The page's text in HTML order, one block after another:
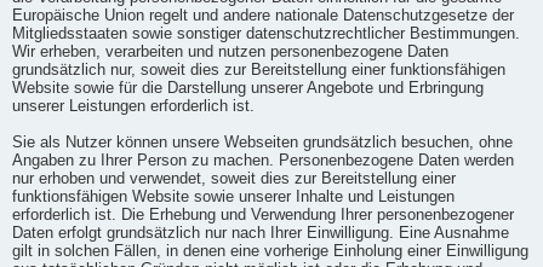
Europäische Union regelt und andere nationale Datenschutzgesetze der
Mitgliedsstaaten sowie sonstiger datenschutzrechtlicher Bestimmungen.
Wir erheben, verarbeiten und nutzen personenbezogene Daten
grundsätzlich nur, soweit dies zur Bereitstellung einer funktionsfähigen
Website sowie für die Darstellung unserer Angebote und Erbringung
unserer Leistungen erforderlich ist.
Sie als Nutzer können unsere Webseiten grundsätzlich besuchen, ohne
Angaben zu Ihrer Person zu machen. Personenbezogene Daten werden
nur erhoben und verwendet, soweit dies zur Bereitstellung einer
funktionsfähigen Website sowie unserer Inhalte und Leistungen
erforderlich ist. Die Erhebung und Verwendung Ihrer personenbezogener
Daten erfolgt grundsätzlich nur nach Ihrer Einwilligung. Eine Ausnahme
gilt in solchen Fällen, in denen eine vorherige Einholung einer Einwilligung